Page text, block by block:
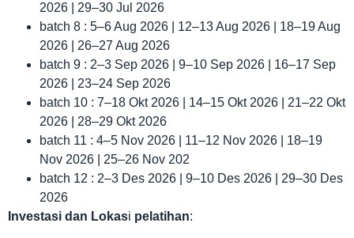
2026 | 29–30 Jul 2026
batch 8 : 5–6 Aug 2026 | 12–13 Aug 2026 | 18–19 Aug
2026 | 26–27 Aug 2026
batch 9 : 2–3 Sep 2026 | 9–10 Sep 2026 | 16–17 Sep
2026 | 23–24 Sep 2026
batch 10 : 7–18 Okt 2026 | 14–15 Okt 2026 | 21–22 Okt
2026 | 28–29 Okt 2026
batch 11 : 4–5 Nov 2026 | 11–12 Nov 2026 | 18–19
Nov 2026 | 25–26 Nov 202
batch 12 : 2–3 Des 2026 | 9–10 Des 2026 | 29–30 Des
2026
Investasi dan Lokasi pelatihan: